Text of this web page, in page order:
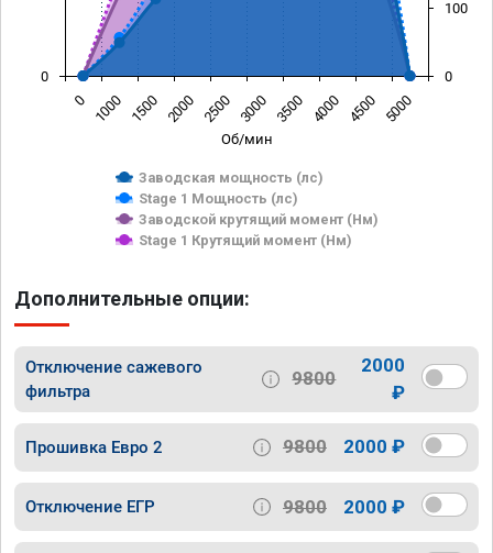
Об/мин
Заводская мощность (лс)
Stage 1 Мощность (лс)
Заводской крутящий момент (Нм)
Stage 1 Крутящий момент (Нм)
0 1000 1500 2000 2500 3000 3500 4000 4500 5000
0 0
100
Дополнительные опции:
Отключение сажевого
фильтра
9800
2000
₽
Прошивка Евро 2 9800 2000 ₽
Отключение ЕГР 9800 2000 ₽